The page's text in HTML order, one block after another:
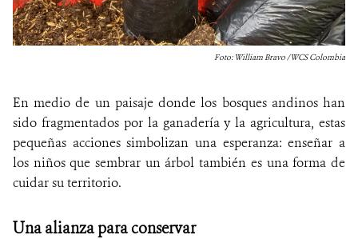
Foto: William Bravo / WCS Colombia
En medio de un paisaje donde los bosques andinos han
sido fragmentados por la ganadería y la agricultura, estas
pequeñas acciones simbolizan una esperanza: enseñar a
los niños que sembrar un árbol también es una forma de
cuidar su territorio.
Una alianza para conservar